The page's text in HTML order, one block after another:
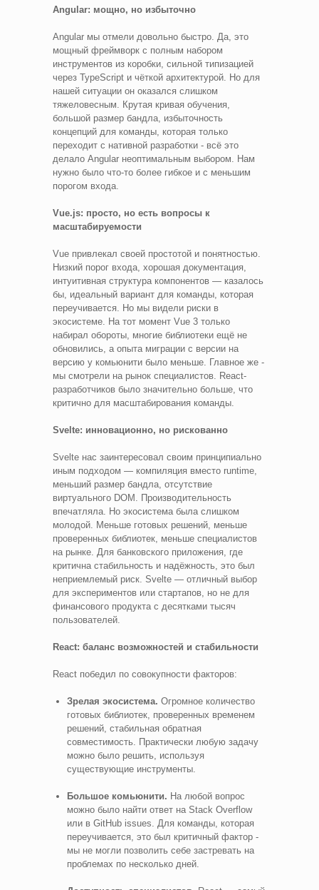
Angular: мощно, но избыточно
Angular мы отмели довольно быстро. Да, это
мощный фреймворк с полным набором
инструментов из коробки, сильной типизацией
через TypeScript и чёткой архитектурой. Но для
нашей ситуации он оказался слишком
тяжеловесным. Крутая кривая обучения,
большой размер бандла, избыточность
концепций для команды, которая только
переходит с нативной разработки - всё это
делало Angular неоптимальным выбором. Нам
нужно было что-то более гибкое и с меньшим
порогом входа.
Vue.js: просто, но есть вопросы к
масштабируемости
Vue привлекал своей простотой и понятностью.
Низкий порог входа, хорошая документация,
интуитивная структура компонентов — казалось
бы, идеальный вариант для команды, которая
переучивается. Но мы видели риски в
экосистеме. На тот момент Vue 3 только
набирал обороты, многие библиотеки ещё не
обновились, а опыта миграции с версии на
версию у комьюнити было меньше. Главное же -
мы смотрели на рынок специалистов. React-
разработчиков было значительно больше, что
критично для масштабирования команды.
Svelte: инновационно, но рискованно
Svelte нас заинтересовал своим принципиально
иным подходом — компиляция вместо runtime,
меньший размер бандла, отсутствие
виртуального DOM. Производительность
впечатляла. Но экосистема была слишком
молодой. Меньше готовых решений, меньше
проверенных библиотек, меньше специалистов
на рынке. Для банковского приложения, где
критична стабильность и надёжность, это был
неприемлемый риск. Svelte — отличный выбор
для экспериментов или стартапов, но не для
финансового продукта с десятками тысяч
пользователей.
React: баланс возможностей и стабильности
React победил по совокупности факторов:
Зрелая экосистема. Огромное количество
готовых библиотек, проверенных временем
решений, стабильная обратная
совместимость. Практически любую задачу
можно было решить, используя
существующие инструменты.
Большое комьюнити. На любой вопрос
можно было найти ответ на Stack Overflow
или в GitHub issues. Для команды, которая
переучивается, это был критичный фактор -
мы не могли позволить себе застревать на
проблемах по несколько дней.